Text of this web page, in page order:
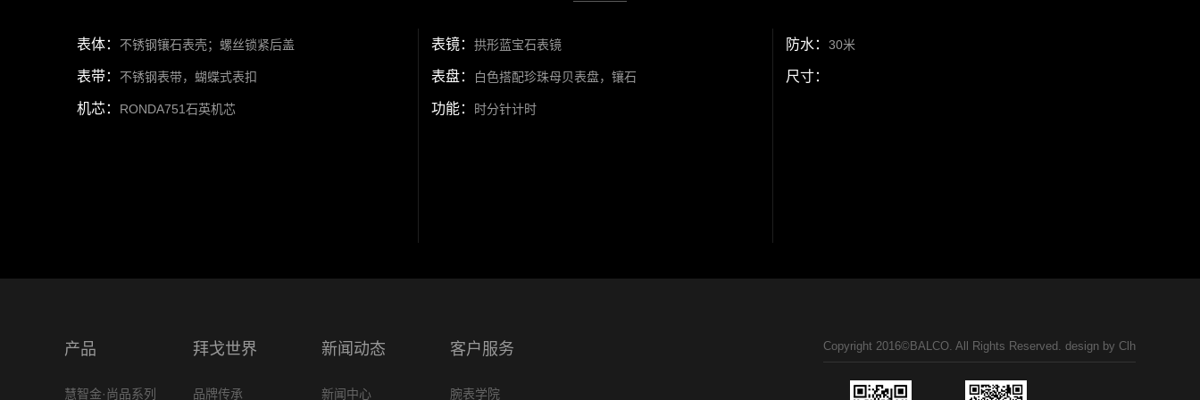
表体： 不锈钢镶石表壳；螺丝锁紧后盖
表带： 不锈钢表带，蝴蝶式表扣
机芯： RONDA751石英机芯
表镜： 拱形蓝宝石表镜
表盘： 白色搭配珍珠母贝表盘，镶石
功能： 时分针计时
防水： 30米
尺寸：
产品
慧智金·尚品系列
拜戈世界
品牌传承
新闻动态
新闻中心
客户服务
腕表学院
Copyright 2016©BALCO. All Rights Reserved. design by Clh